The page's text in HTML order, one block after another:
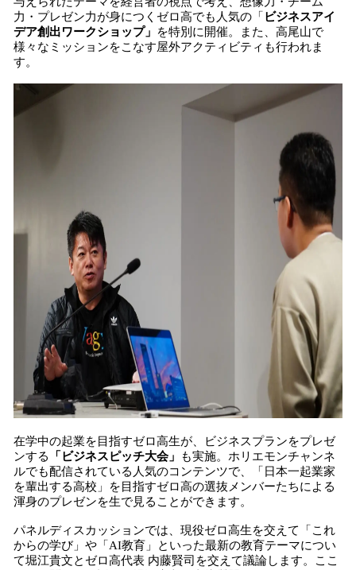
力・プレゼン力が身につくゼロ高でも人気の「 ビジネスアイ
デア創出ワークショップ」
を特別に開催。また、高尾山で
様々なミッションをこなす屋外アクティビティも行われま
す。
在学中の起業を目指すゼロ高生が、ビジネスプランをプレゼ
ンする
「ビジネスピッチ大会」
も実施。ホリエモンチャンネ
ルでも配信されている人気のコンテンツで、「日本一起業家
を輩出する高校」を目指すゼロ高の選抜メンバーたちによる
渾身のプレゼンを生で見ることができます。
パネルディスカッションでは、現役ゼロ高生を交えて「これ
からの学び」や「AI教育」といった最新の教育テーマについ
て堀江貴文とゼロ高代表 内藤賢司を交えて議論します。ここ